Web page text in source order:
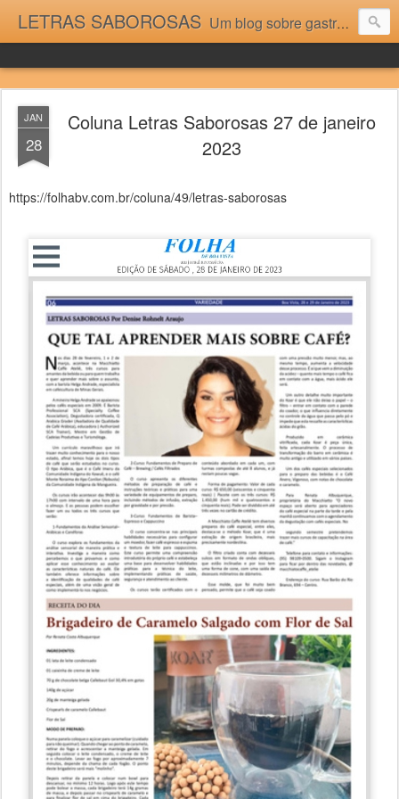
LETRAS SABOROSAS Um blog sobre gastronomia para as pessoas que gostam da boa cozinha. Dicas, receitas, notícias gastronômicas e viagens do Caburaí ao Chuí. Vou adorar tê-los na minha cozinha acima do Equador.
JAN
28
Coluna Letras Saborosas 27 de janeiro
2023
https://folhabv.com.br/coluna/49/letras-saborosas